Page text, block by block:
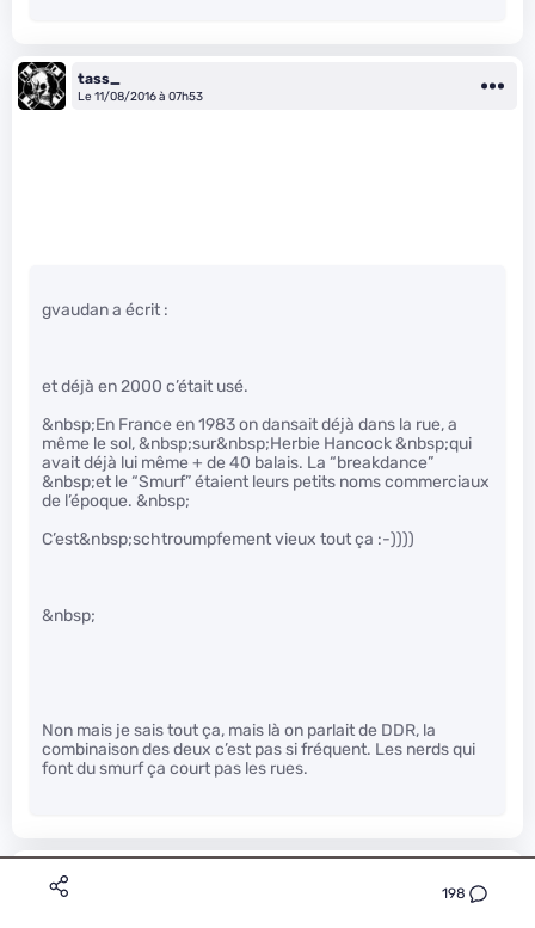
198
tass_
Le 11/08/2016 à 07h53
gvaudan a écrit :
et déjà en 2000 c’était usé.
&nbsp;En France en 1983 on dansait déjà dans la rue, a
même le sol, &nbsp;sur&nbsp;Herbie Hancock &nbsp;qui
avait déjà lui même + de 40 balais. La “breakdance”
&nbsp;et le “Smurf” étaient leurs petits noms commerciaux
de l’époque. &nbsp;
C’est&nbsp;schtroumpfement vieux tout ça :-))))
&nbsp;
Non mais je sais tout ça, mais là on parlait de DDR, la
combinaison des deux c’est pas si fréquent. Les nerds qui
font du smurf ça court pas les rues.